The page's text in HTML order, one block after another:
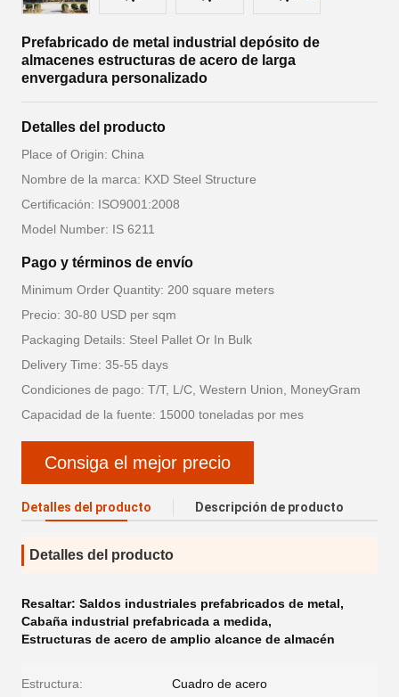
Prefabricado de metal industrial depósito de
almacenes estructuras de acero de larga
envergadura personalizado
Detalles del producto
Place of Origin: China
Nombre de la marca: KXD Steel Structure
Certificación: ISO9001:2008
Model Number: IS 6211
Pago y términos de envío
Minimum Order Quantity: 200 square meters
Precio: 30-80 USD per sqm
Packaging Details: Steel Pallet Or In Bulk
Delivery Time: 35-55 days
Condiciones de pago: T/T, L/C, Western Union, MoneyGram
Capacidad de la fuente: 15000 toneladas por mes
Consiga el mejor precio
Detalles del producto Descripción de producto
Detalles del producto
Resaltar: Saldos industriales prefabricados de metal,
Cabaña industrial prefabricada a medida,
Estructuras de acero de amplio alcance de almacén
Estructura: Cuadro de acero